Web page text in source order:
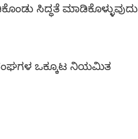
ಸಿದ್ಧತೆ ಮಾಡಿಕೊಳ್ಳುವುದು
ಸಂಘಗಳ ಒಕ್ಕೂಟ ನಿಯಮಿತ